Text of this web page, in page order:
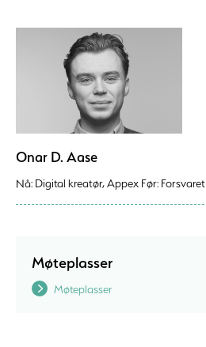
Onar D. Aase
Nå: Digital kreatør, Appex Før: Forsvaret
Møteplasser
Møteplasser